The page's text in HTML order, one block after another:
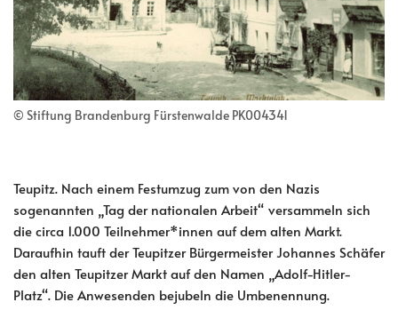
© Stiftung Brandenburg Fürstenwalde PK004341
Teupitz. Nach einem Festumzug zum von den Nazis
sogenannten „Tag der nationalen Arbeit“ versammeln sich
die circa 1.000 Teilnehmer*innen auf dem alten Markt.
Daraufhin tauft der Teupitzer Bürgermeister Johannes Schäfer
den alten Teupitzer Markt auf den Namen „Adolf-Hitler-
Platz“. Die Anwesenden bejubeln die Umbenennung.